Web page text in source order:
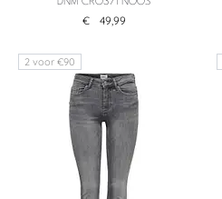
€ 49,99
2 voor €90